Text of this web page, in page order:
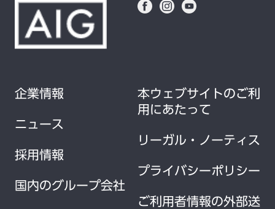
企業情報
ニュース
採用情報
国内のグループ会社
本ウェブサイトのご利
用にあたって
リーガル・ノーティス
プライバシーポリシー
ご利用者情報の外部送